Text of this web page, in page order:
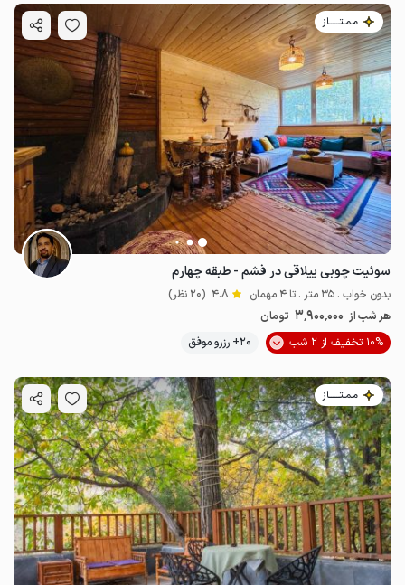
مـمـتــــــاز
سوئیت چوبی ییلاقی در فشم - طبقه چهارم
بدون خواب . 35 متر . تا 4 مهمان 4.8 (20 نظر)
هر شب از 3٬900٬000 تومان
10% تخفیف از 2 شب
20+ رزرو موفق
مـمـتــــــاز